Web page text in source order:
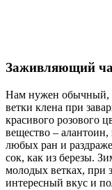
Заживляющий
Нам нужен обычный,
ветки клена при
красивого розового
вещество – алантоин,
любых ран и
сок, как из березы.
молодых ветках, при
интересный вкус и